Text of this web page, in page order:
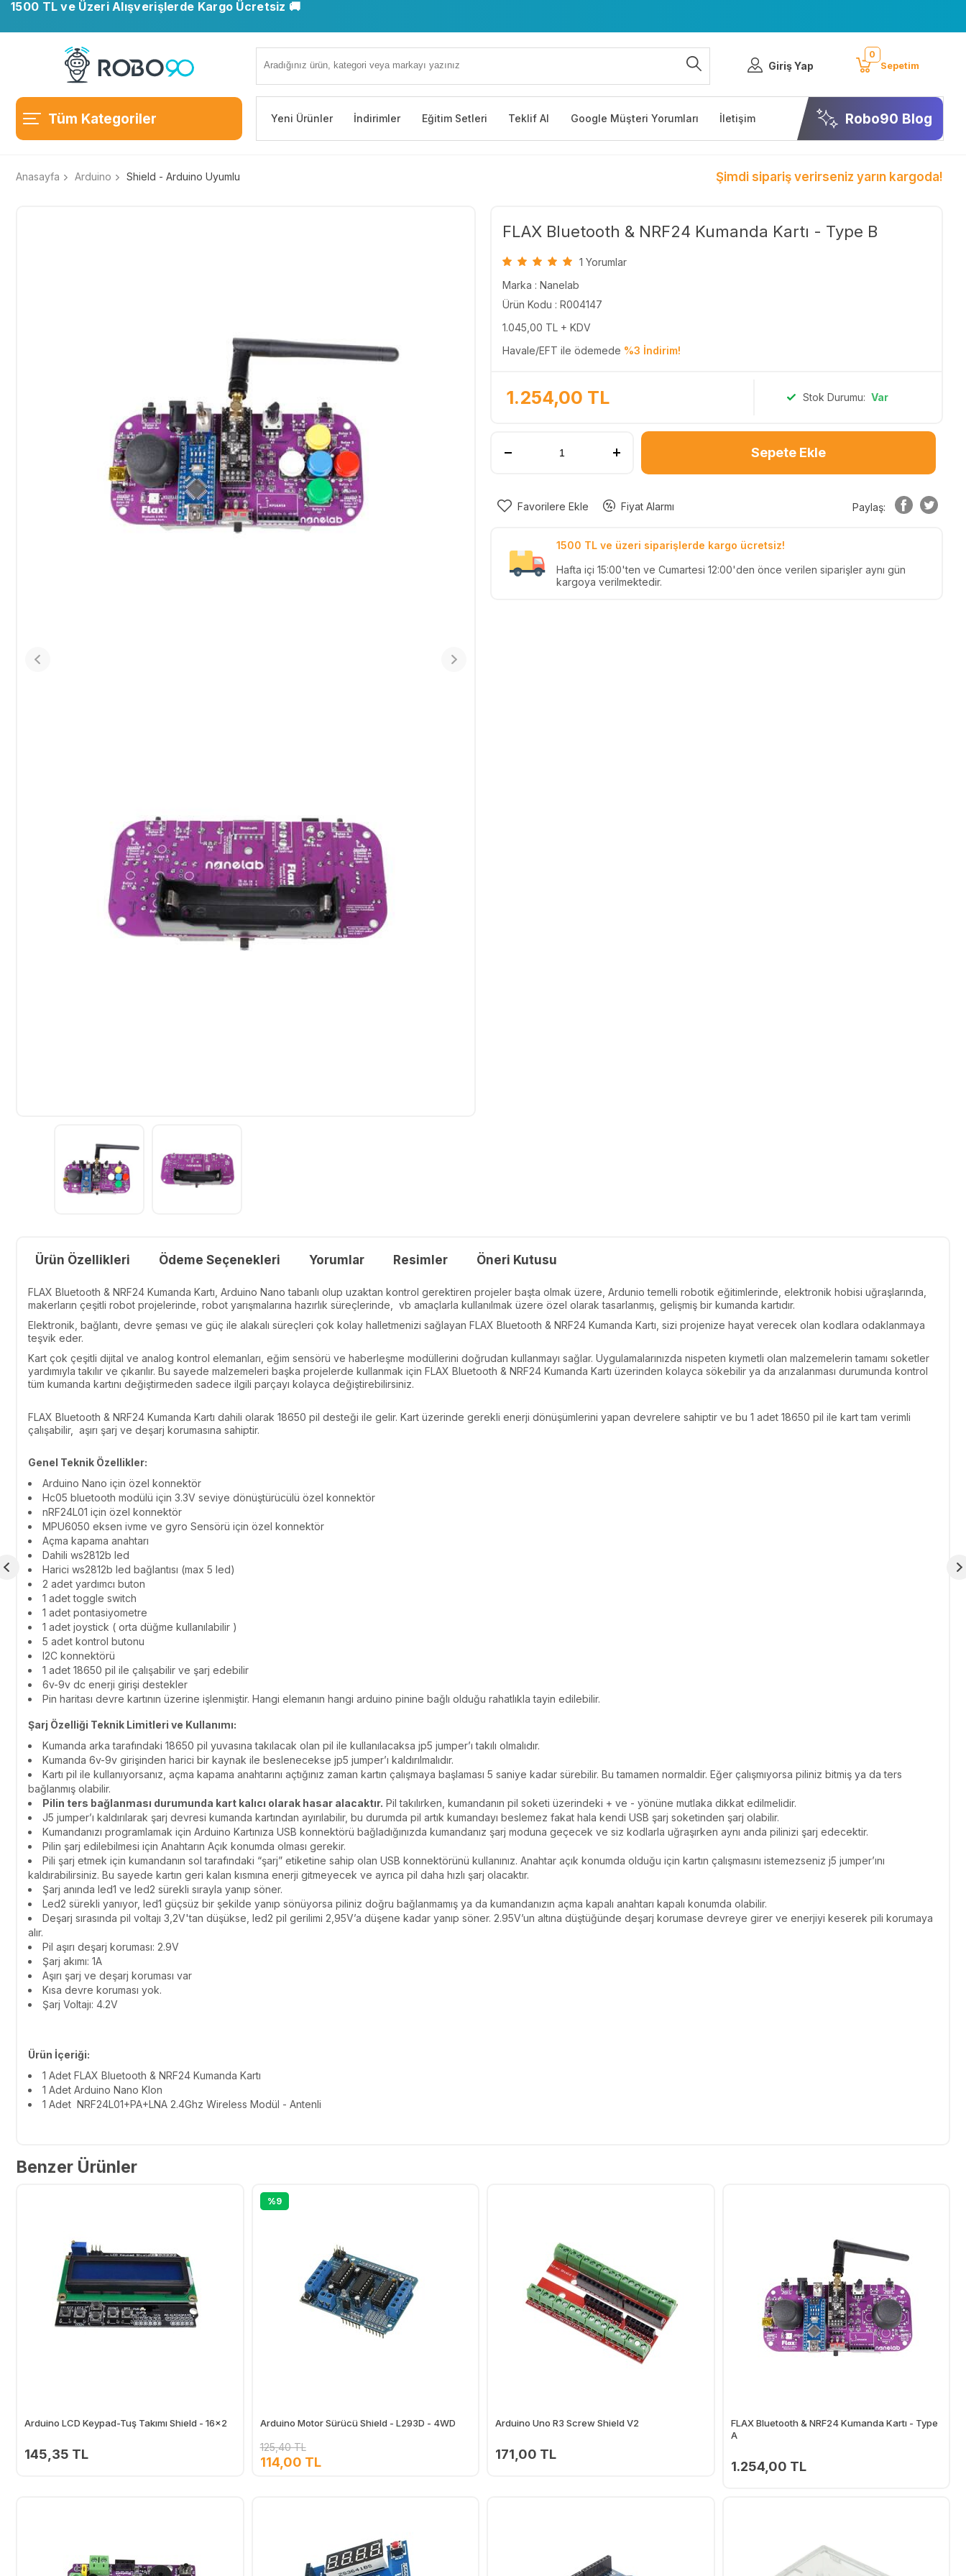
1500 TL ve Üzeri Alışverişlerde Kargo Ücretsiz 🚚
Giriş Yap
0
Sepetim
Tüm Kategoriler Yeni Ürünler İndirimler Eğitim Setleri Teklif Al Google Müşteri Yorumları İletişim Robo90 Blog
Anasayfa Arduino Shield - Arduino Uyumlu Şimdi sipariş verirseniz yarın kargoda!
FLAX Bluetooth & NRF24 Kumanda Kartı - Type B
1 Yorumlar
Marka : Nanelab
Ürün Kodu : R004147
1.045,00 TL + KDV
Havale/EFT ile ödemede %3 İndirim!
1.254,00 TL Stok Durumu:Var
Sepete Ekle
Favorilere Ekle Fiyat Alarmı Paylaş:
1500 TL ve üzeri siparişlerde kargo ücretsiz!
Hafta içi 15:00'ten ve Cumartesi 12:00'den önce verilen siparişler aynı gün
kargoya verilmektedir.
Ürün Özellikleri Ödeme Seçenekleri Yorumlar Resimler Öneri Kutusu
FLAX Bluetooth & NRF24 Kumanda Kartı, Arduino Nano tabanlı olup uzaktan kontrol gerektiren projeler başta olmak üzere, Ardunio temelli robotik eğitimlerinde, elektronik hobisi uğraşlarında,
makerların çeşitli robot projelerinde, robot yarışmalarına hazırlık süreçlerinde, vb amaçlarla kullanılmak üzere özel olarak tasarlanmış, gelişmiş bir kumanda kartıdır.
Elektronik, bağlantı, devre şeması ve güç ile alakalı süreçleri çok kolay halletmenizi sağlayan FLAX Bluetooth & NRF24 Kumanda Kartı, sizi projenize hayat verecek olan kodlara odaklanmaya
teşvik eder.
Kart çok çeşitli dijital ve analog kontrol elemanları, eğim sensörü ve haberleşme modüllerini doğrudan kullanmayı sağlar. Uygulamalarınızda nispeten kıymetli olan malzemelerin tamamı soketler
yardımıyla takılır ve çıkarılır. Bu sayede malzemeleri başka projelerde kullanmak için FLAX Bluetooth & NRF24 Kumanda Kartı üzerinden kolayca sökebilir ya da arızalanması durumunda kontrol
tüm kumanda kartını değiştirmeden sadece ilgili parçayı kolayca değiştirebilirsiniz.
FLAX Bluetooth & NRF24 Kumanda Kartı dahili olarak 18650 pil desteği ile gelir. Kart üzerinde gerekli enerji dönüşümlerini yapan devrelere sahiptir ve bu 1 adet 18650 pil ile kart tam verimli
çalışabilir, aşırı şarj ve deşarj korumasına sahiptir.
Genel Teknik Özellikler:
Arduino Nano için özel konnektör
Hc05 bluetooth modülü için 3.3V seviye dönüştürücülü özel konnektör
nRF24L01 için özel konnektör
MPU6050 eksen ivme ve gyro Sensörü için özel konnektör
Açma kapama anahtarı
Dahili ws2812b led
Harici ws2812b led bağlantısı (max 5 led)
2 adet yardımcı buton
1 adet toggle switch
1 adet pontasiyometre
1 adet joystick ( orta düğme kullanılabilir )
5 adet kontrol butonu
I2C konnektörü
1 adet 18650 pil ile çalışabilir ve şarj edebilir
6v-9v dc enerji girişi destekler
Pin haritası devre kartının üzerine işlenmiştir. Hangi elemanın hangi arduino pinine bağlı olduğu rahatlıkla tayin edilebilir.
Şarj Özelliği Teknik Limitleri ve Kullanımı:
Kumanda arka tarafındaki 18650 pil yuvasına takılacak olan pil ile kullanılacaksa jp5 jumper’ı takılı olmalıdır.
Kumanda 6v-9v girişinden harici bir kaynak ile beslenecekse jp5 jumper’ı kaldırılmalıdır.
Kartı pil ile kullanıyorsanız, açma kapama anahtarını açtığınız zaman kartın çalışmaya başlaması 5 saniye kadar sürebilir. Bu tamamen normaldir. Eğer çalışmıyorsa piliniz bitmiş ya da ters
bağlanmış olabilir.
Pilin ters bağlanması durumunda kart kalıcı olarak hasar alacaktır. Pil takılırken, kumandanın pil soketi üzerindeki + ve - yönüne mutlaka dikkat edilmelidir.
J5 jumper’ı kaldırılarak şarj devresi kumanda kartından ayırılabilir, bu durumda pil artık kumandayı beslemez fakat hala kendi USB şarj soketinden şarj olabilir.
Kumandanızı programlamak için Arduino Kartınıza USB konnektörü bağladığınızda kumandanız şarj moduna geçecek ve siz kodlarla uğraşırken aynı anda pilinizi şarj edecektir.
Pilin şarj edilebilmesi için Anahtarın Açık konumda olması gerekir.
Pili şarj etmek için kumandanın sol tarafındaki “şarj” etiketine sahip olan USB konnektörünü kullanınız. Anahtar açık konumda olduğu için kartın çalışmasını istemezseniz j5 jumper’ını
kaldırabilirsiniz. Bu sayede kartın geri kalan kısmına enerji gitmeyecek ve ayrıca pil daha hızlı şarj olacaktır.
Şarj anında led1 ve led2 sürekli sırayla yanıp söner.
Led2 sürekli yanıyor, led1 güçsüz bir şekilde yanıp sönüyorsa piliniz doğru bağlanmamış ya da kumandanızın açma kapalı anahtarı kapalı konumda olabilir.
Deşarj sırasında pil voltajı 3,2V'tan düşükse, led2 pil gerilimi 2,95V’a düşene kadar yanıp söner. 2.95V’un altına düştüğünde deşarj korumase devreye girer ve enerjiyi keserek pili korumaya
alır.
Pil aşırı deşarj koruması: 2.9V
Şarj akımı: 1A
Aşırı şarj ve deşarj koruması var
Kısa devre koruması yok.
Şarj Voltajı: 4.2V
Ürün İçeriği:
1 Adet FLAX Bluetooth & NRF24 Kumanda Kartı
1 Adet Arduino Nano Klon
1 Adet NRF24L01+PA+LNA 2.4Ghz Wireless Modül - Antenli
Benzer Ürünler
Arduino LCD Keypad-Tuş Takımı Shield - 16x2
145,35 TL
%9
Arduino Motor Sürücü Shield - L293D - 4WD
125,40 TL
114,00 TL
Arduino Uno R3 Screw Shield V2
171,00 TL
FLAX Bluetooth & NRF24 Kumanda Kartı - Type
A
1.254,00 TL